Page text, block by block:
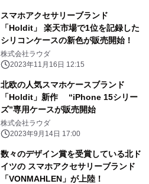
スマホアクセサリーブランド
「Holdit」 楽天市場で1位を記録した
シリコンケースの新色が販売開始！
株式会社ラウダ
2023年11月16日 12:15
北欧の人気スマホケースブランド
「Holdit」新作 “iPhone 15シリー
ズ”専用ケースが販売開始
株式会社ラウダ
2023年9月14日 17:00
数々のデザイン賞を受賞している北ド
イツの スマホアクセサリーブランド
「VONMAHLEN」が上陸！